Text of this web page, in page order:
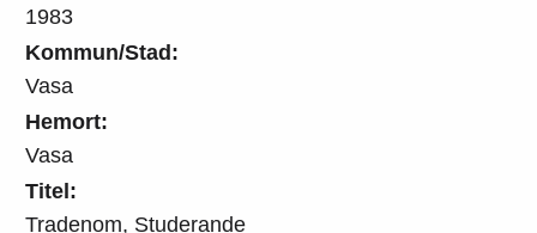
1983
Kommun/Stad:
Vasa
Hemort:
Vasa
Titel:
Tradenom, Studerande